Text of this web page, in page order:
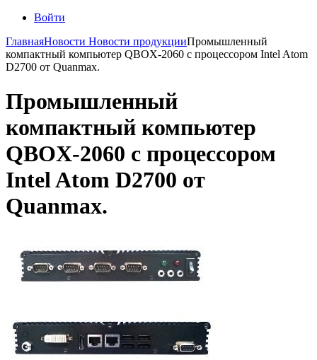
Войти
ГлавнаяНовости Новости продукцииПромышленный
компактный компьютер QBOX-2060 с процессором Intel Atom
D2700 от Quanmax.
Промышленный
компактный компьютер
QBOX-2060 с процессором
Intel Atom D2700 от
Quanmax.